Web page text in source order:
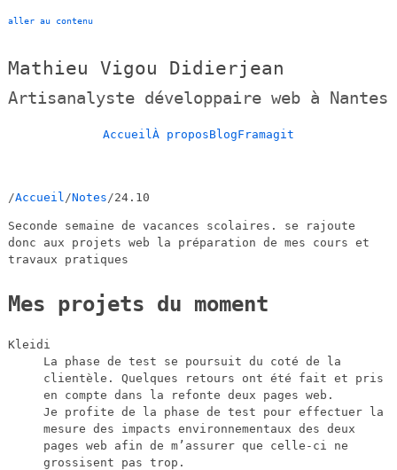
aller au contenu
Mathieu Vigou Didierjean
Artisanalyste développaire web à Nantes
Accueil À proposBlogFramagit
Accueil Notes 24.10
Seconde semaine de vacances scolaires. se rajoute
donc aux projets web la préparation de mes cours et
travaux pratiques
Mes projets du moment
Kleidi
La phase de test se poursuit du coté de la
clientèle. Quelques retours ont été fait et pris
en compte dans la refonte deux pages web.
Je profite de la phase de test pour effectuer la
mesure des impacts environnementaux des deux
pages web afin de m’assurer que celle-ci ne
grossisent pas trop.